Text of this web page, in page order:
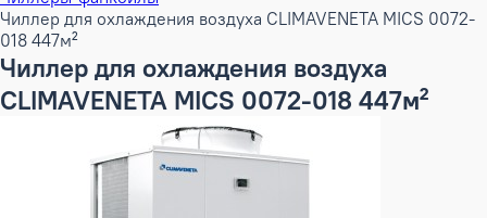
Чиллер для охлаждения воздуха CLIMAVENETA MICS 0072-
018 447м²
Чиллер для охлаждения воздуха
CLIMAVENETA MICS 0072-018 447м²